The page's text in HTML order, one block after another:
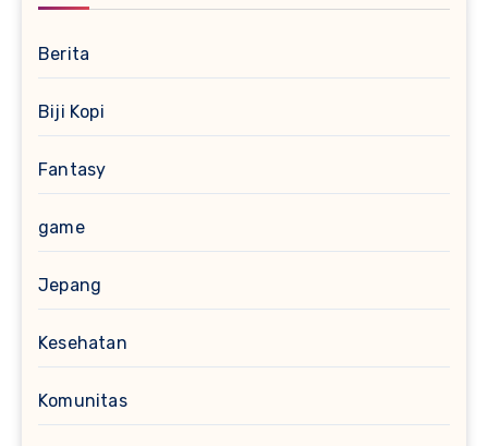
Berita
Biji Kopi
Fantasy
game
Jepang
Kesehatan
Komunitas